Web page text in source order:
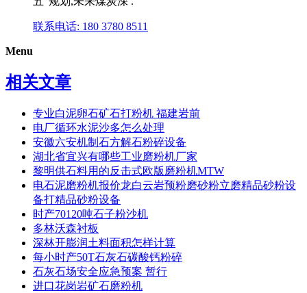
联系电话: 180 3780 8511
Menu
相关文章
专业白泥卵石矿石打粉机 福建岩前
电厂循环水泥沙多怎么处理
安徽六安机制石方解石粉碎设备
湖北省宜兴有哪些工业磨粉机厂家
黎明供石料用的反击式欧版磨粉机MTW
电石泥磨粉机报价龙白云岩预粉磨砂粉立磨精品砂粉设
备打精品砂粉设备
时产70120吨石子粉沙机
多林沃森衬板
深林开膨润土料面积怎样计算
每小时产50T石灰石碳酸钙粉碎
石灰石场安全应急预案 暂行
进口花岗岩矿石磨粉机